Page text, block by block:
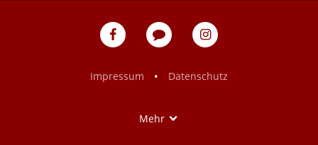
eventpeppers
Blog
eventpeppers
Impressum
• Datenschutz
Mehr